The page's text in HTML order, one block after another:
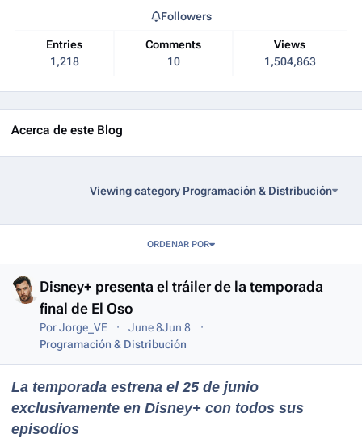
Entries
1,218
Comments
10
Views
1,504,863
Followers
Acerca de este Blog
Viewing category Programación & Distribución
ORDENAR POR
Disney+ presenta el tráiler de la temporada
final de El Oso
PorJorge_VE June 8Jun 8
Programación & Distribución
La temporada estrena el 25 de junio
exclusivamente en Disney+ con todos sus
episodios